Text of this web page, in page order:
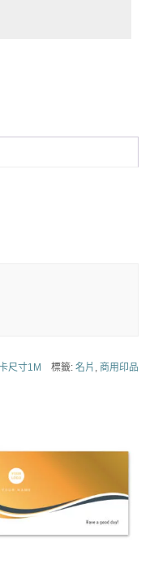
尺寸1M 標籤:名片 ,商用印品